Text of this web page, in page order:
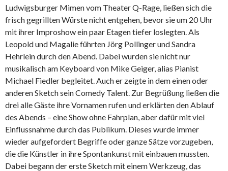
Ludwigsburger Mimen vom Theater Q-Rage, ließen sich die
frisch gegrillten Würste nicht entgehen, bevor sie um 20 Uhr
mit ihrer Improshow ein paar Etagen tiefer loslegten. Als
Leopold und Magalie führten Jörg Pollinger und Sandra
Hehrlein durch den Abend. Dabei wurden sie nicht nur
musikalisch am Keyboard von Mike Geiger, alias Pianist
Michael Fiedler begleitet. Auch er zeigte in dem einen oder
anderen Sketch sein Comedy Talent. Zur Begrüßung ließen die
drei alle Gäste ihre Vornamen rufen und erklärten den Ablauf
des Abends – eine Show ohne Fahrplan, aber dafür mit viel
Einflussnahme durch das Publikum. Dieses wurde immer
wieder aufgefordert Begriffe oder ganze Sätze vorzugeben,
die die Künstler in ihre Spontankunst mit einbauen mussten.
Dabei begann der erste Sketch mit einem Werkzeug, das